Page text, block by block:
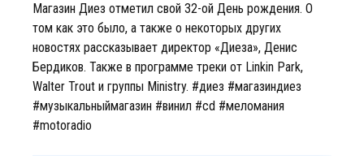
Магазин Диез отметил свой 32-ой День рождения. О
том как это было, а также о некоторых других
новостях рассказывает директор «Диеза», Денис
Бердиков. Также в программе треки от Linkin Park,
Walter Trout и группы Ministry. #диез #магазиндиез
#музыкальныймагазин #винил #cd #меломания
#motoradio